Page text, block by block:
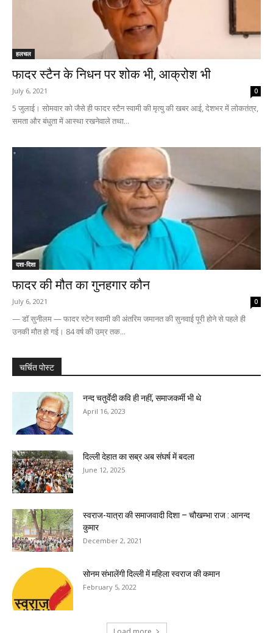
हलचल
फादर स्टैन के निधन पर शोक भी, आक्रोश भी
July 6, 2021 0
5 जुलाई। सोमवार को जैसे ही फादर स्टैन स्वामी की मृत्यु की खबर आई, देशभर में लोकतंत्र,
समता और बंधुता में आस्था रखनेवाले तथा...
दशा-दिशा
फादर की मौत का गुनहगार कौन
July 6, 2021 0
— डॉ सुनीलम — फादर स्टेन स्वामी की अंतरिम जमानत की सुनवाई पूरी होने से पहले ही
उनकी मौत हो गई। 84 वर्ष की उम्र तक...
चर्चित पोस्ट
नन्द चतुर्वेदी कवि ही नहीं, समाजकर्मी भी थे
April 16, 2023
दिल्ली देहात का सब्र अब संघर्ष में बदला
June 12, 2025
स्वराज-यात्रा की समाजवादी दिशा – चौखम्भा राज : आनन्द
कुमार
December 2, 2021
सोनम संभालेंगी दिल्ली में महिला स्वराज की कमान
February 5, 2022